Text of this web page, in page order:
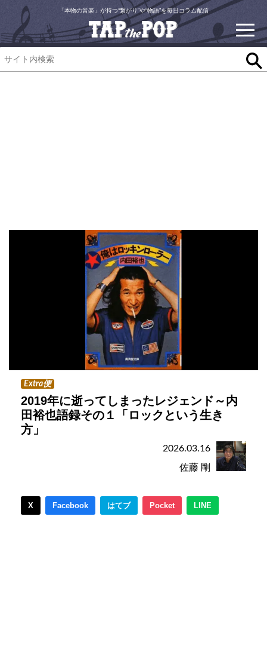
「本物の音楽」が持つ“繋がり”や“物語”を毎日コラム配信
Extra便
2019年に逝ってしまったレジェンド～内
田裕也語録その１「ロックという生き
方」
2026.03.16
佐藤 剛
X Facebook はてブ Pocket LINE